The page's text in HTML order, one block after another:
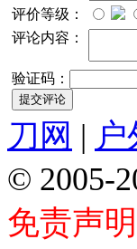
评价等级：
评论内容：
验证码：
刀网 |
© 2005-
免责声